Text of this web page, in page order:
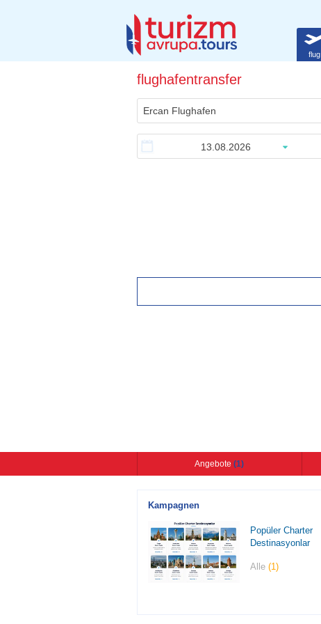
flug
flughafentransfer
Angebote(1)
Kampagnen
Popüler Charter
Destinasyonlar
Alle(1)